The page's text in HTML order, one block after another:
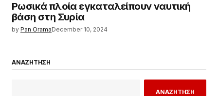
Ρωσικά πλοία εγκαταλείπουν ναυτική
βάση στη Συρία
by Pan OramaDecember 10, 2024
ΑΝΑΖΗΤΗΣΗ
ΑΝΑΖΗΤΗΣΗ